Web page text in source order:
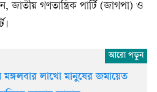
গণতান্ত্রিক পার্টি (জাগপা) ও
মঙ্গলবার লাখো মানুষের জমায়েত